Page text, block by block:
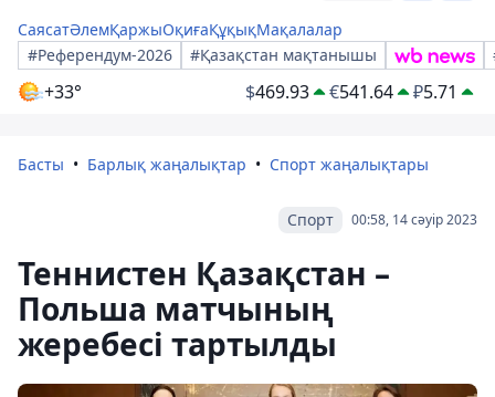
СаясатӘлемҚаржыОқиғаҚұқықМақалалар
#Референдум-2026
#Қазақстан мақтанышы
+33° $469.93 €541.64 ₽5.71
Басты Барлық жаңалықтар Спорт жаңалықтары
00:58, 14 сәуір 2023
Спорт
Теннистен Қазақстан –
Польша матчының
жеребесі тартылды